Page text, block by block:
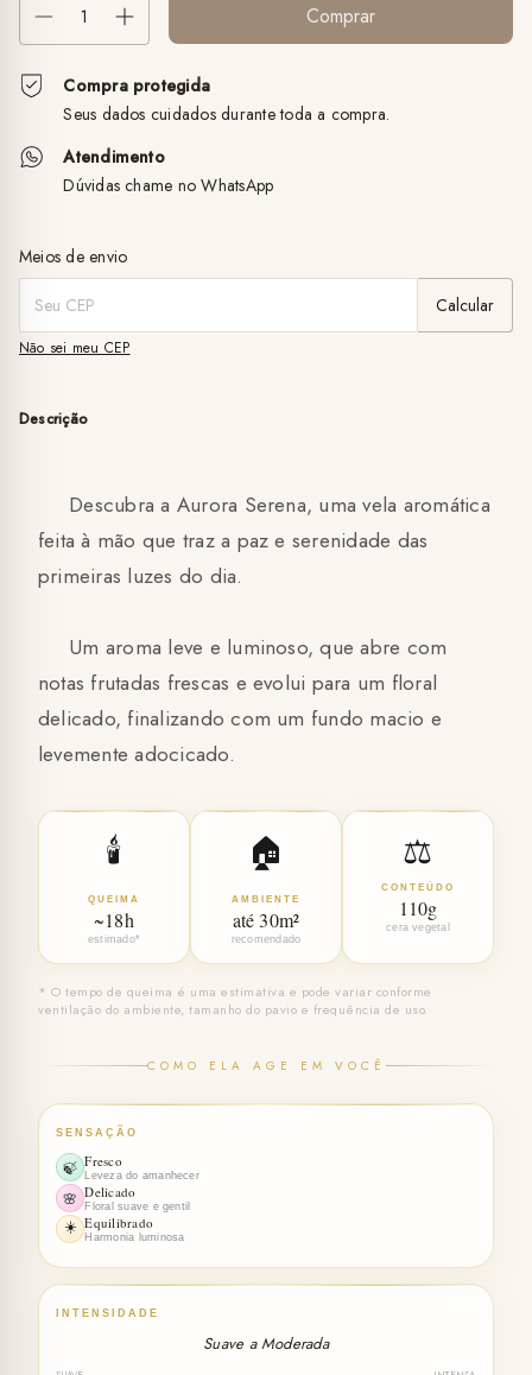
Compra protegida
Seus dados cuidados durante toda a compra.
Atendimento
Dúvidas chame no WhatsApp
Entregas para o CEP:
Meios de envio
Calcular
Não sei meu CEP
Descrição
Descubra a Aurora Serena, uma vela aromática
feita à mão que traz a paz e serenidade das
primeiras luzes do dia.
Um aroma leve e luminoso, que abre com
notas frutadas frescas e evolui para um floral
delicado, finalizando com um fundo macio e
levemente adocicado.
🕯️
QUEIMA
~18h
estimado*
🏠
AMBIENTE
até 30m²
recomendado
⚖️
CONTEÚDO
110g
cera vegetal
* O tempo de queima é uma estimativa e pode variar conforme
ventilação do ambiente, tamanho do pavio e frequência de uso.
COMO ELA AGE EM VOCÊ
SENSAÇÃO
🍃 Fresco
Leveza do amanhecer
🌸 Delicado
Floral suave e gentil
☀️ Equilibrado
Harmonia luminosa
INTENSIDADE
Suave a Moderada